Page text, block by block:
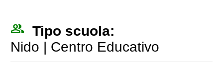
people_outline Tipo scuola:
Nido | Centro Educativo